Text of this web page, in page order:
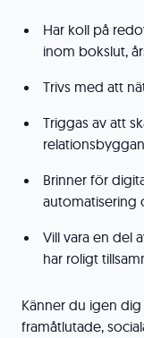
Har koll på
inom bokslut,
Trivs med att
Triggas av att
Brinner för
automatisering
Vill vara en del
har roligt
Känner du igen
framåtlutade,